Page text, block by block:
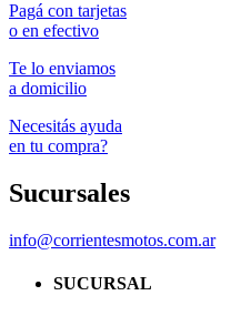
Pagá con tarjetas
o en efectivo
Te lo enviamos
a domicilio
Necesitás ayuda
en tu compra?
Sucursales
info@corrientesmotos.com.ar
SUCURSAL